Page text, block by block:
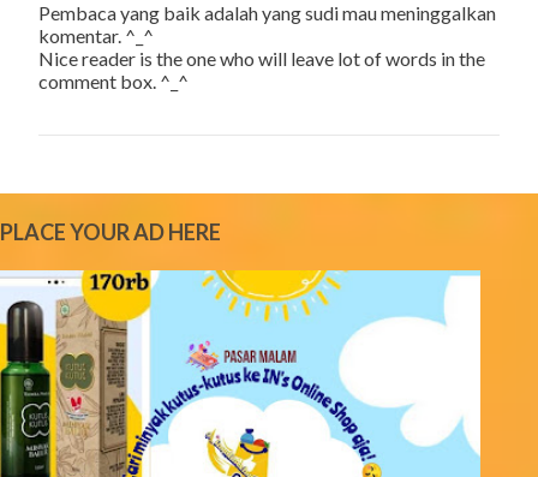
P
o
s
t
C
e
n
t
Pembaca yang baik adalah yang sudi mau meninggalkan
komentar. ^_^
Nice reader is the one who will leave lot of words in the
comment box. ^_^
PLACE YOUR AD HERE